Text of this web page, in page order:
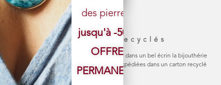
Emballage recyclés
Chaque bijou est soigneusement emballé dans un bel écrin la bijouthérie
en carton naturel Les commandes sont expédiées dans un carton recyclé
des pierres.
jusqu'à -50%
OFFRE
PERMANENTE